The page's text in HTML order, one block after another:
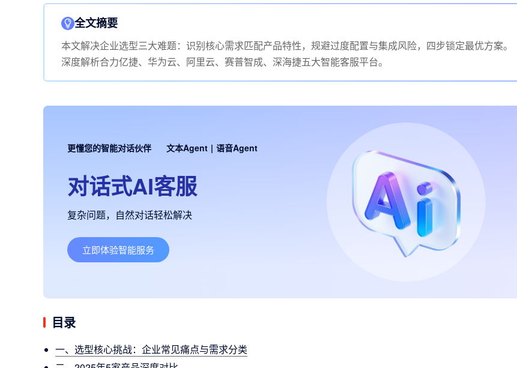
全文摘要
本文解决企业选型三大难题：识别核心需求匹配产品特性，规避过度配置与集成风险，四步锁定最优方案。
深度解析合力亿捷、华为云、阿里云、赛普智成、深海捷五大智能客服平台。
更懂您的智能对话伙伴 文本Agent | 语音Agent
对话式AI客服
复杂问题，自然对话轻松解决
立即体验智能服务
目录
一、选型核心挑战：企业常见痛点与需求分类